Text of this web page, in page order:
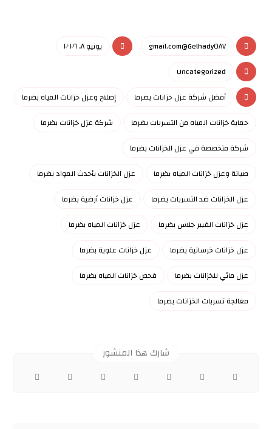
Gelhady٥٨٧@gmail.com
يونيو ٨, ٢٠٢٦
Uncategorized
أفضل شركة عزل خزانات بضرما
إصلاح وعزل خزانات المياه بضرما
حماية خزانات المياه من التسربات بضرما
شركة عزل خزانات بضرما
شركة متخصصة في عزل الخزانات بضرما
صيانة وعزل خزانات المياه بضرما
عزل الخزانات بأحدث المواد بضرما
عزل الخزانات ضد التسربات بضرما
عزل خزانات أرضية بضرما
عزل خزانات الفيبر جلاس بضرما
عزل خزانات المياه بضرما
عزل خزانات خرسانية بضرما
عزل خزانات علوية بضرما
عزل مائي للخزانات بضرما
فحص خزانات المياه بضرما
معالجة تسربات الخزانات بضرما